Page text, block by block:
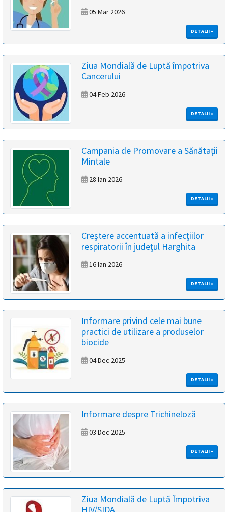
másodpercen
belül.
05 Mar 2026
DETALII »
Ziua Mondială de Luptă împotriva
Cancerului
04 Feb 2026
DETALII »
Campania de Promovare a Sănătații
Mintale
28 Ian 2026
DETALII »
Creştere accentuată a infecţiilor
respiratorii în judeţul Harghita
16 Ian 2026
DETALII »
Informare privind cele mai bune
practici de utilizare a produselor
biocide
04 Dec 2025
DETALII »
Informare despre Trichineloză
03 Dec 2025
DETALII »
Ziua Mondială de Luptă Împotriva